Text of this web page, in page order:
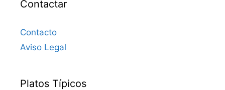
Contactar
Contacto
Aviso Legal
Platos Típicos